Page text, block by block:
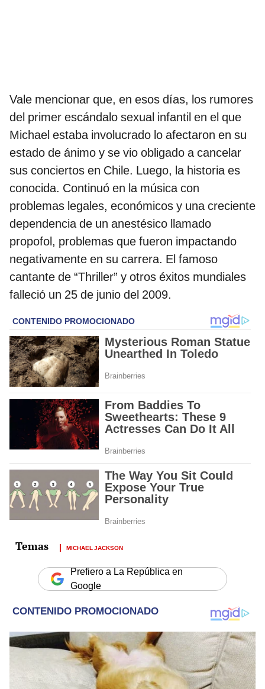
Vale mencionar que, en esos días, los rumores
del primer escándalo sexual infantil en el que
Michael estaba involucrado lo afectaron en su
estado de ánimo y se vio obligado a cancelar
sus conciertos en Chile. Luego, la historia es
conocida. Continuó en la música con
problemas legales, económicos y una creciente
dependencia de un anestésico llamado
propofol, problemas que fueron impactando
negativamente en su carrera. El famoso
cantante de “Thriller” y otros éxitos mundiales
falleció un 25 de junio del 2009.
MICHAEL JACKSON
Prefiero a La República en
Google